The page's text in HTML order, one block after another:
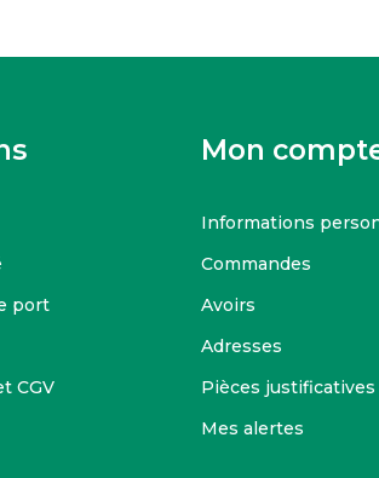
port
CGV
Mon
Informations
Commandes
Avoirs
Adresses
Pièces justificatives
Mes alertes